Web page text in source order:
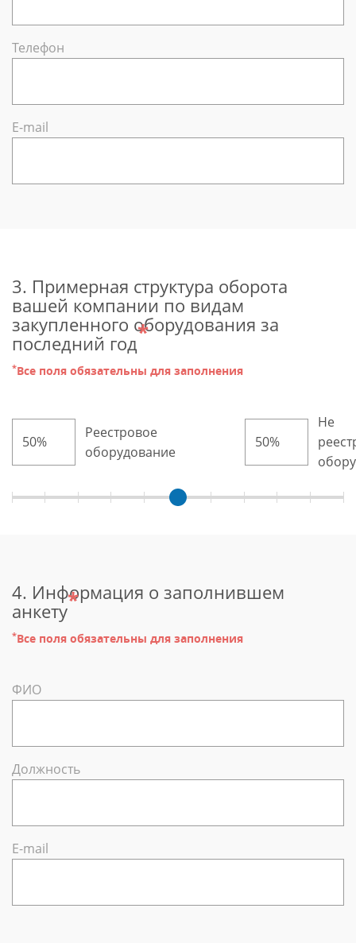
Телефон
Е-mail
3. Примерная структура оборота
вашей компании по видам
закупленного оборудования за
последний год*
*Все поля обязательны для заполнения
Реестровое
оборудование
Не
4. Информация о заполнившем
анкету*
*Все поля обязательны для заполнения
ФИО
Должность
Е-mail